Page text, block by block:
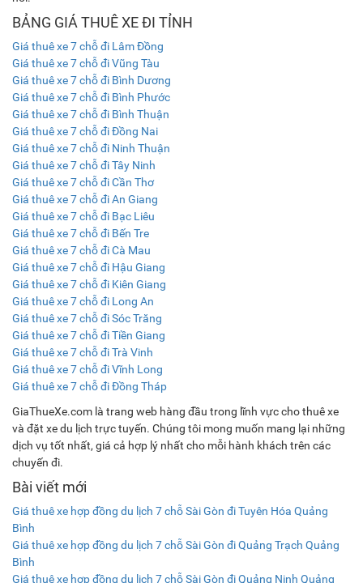
BẢNG GIÁ THUÊ XE ĐI TỈNH
Giá thuê xe 7 chỗ đi Lâm Đồng
Giá thuê xe 7 chỗ đi Vũng Tàu
Giá thuê xe 7 chỗ đi Bình Dương
Giá thuê xe 7 chỗ đi Bình Phước
Giá thuê xe 7 chỗ đi Bình Thuận
Giá thuê xe 7 chỗ đi Đồng Nai
Giá thuê xe 7 chỗ đi Ninh Thuận
Giá thuê xe 7 chỗ đi Tây Ninh
Giá thuê xe 7 chỗ đi Cần Thơ
Giá thuê xe 7 chỗ đi An Giang
Giá thuê xe 7 chỗ đi Bạc Liêu
Giá thuê xe 7 chỗ đi Bến Tre
Giá thuê xe 7 chỗ đi Cà Mau
Giá thuê xe 7 chỗ đi Hậu Giang
Giá thuê xe 7 chỗ đi Kiên Giang
Giá thuê xe 7 chỗ đi Long An
Giá thuê xe 7 chỗ đi Sóc Trăng
Giá thuê xe 7 chỗ đi Tiền Giang
Giá thuê xe 7 chỗ đi Trà Vinh
Giá thuê xe 7 chỗ đi Vĩnh Long
Giá thuê xe 7 chỗ đi Đồng Tháp
GiaThueXe.com là trang web hàng đầu trong lĩnh vực cho thuê xe
và đặt xe du lịch trực tuyến. Chúng tôi mong muốn mang lại những
dịch vụ tốt nhất, giá cả hợp lý nhất cho mỗi hành khách trên các
chuyến đi.
Bài viết mới
Giá thuê xe hợp đồng du lịch 7 chỗ Sài Gòn đi Tuyên Hóa Quảng
Bình
Giá thuê xe hợp đồng du lịch 7 chỗ Sài Gòn đi Quảng Trạch Quảng
Bình
Giá thuê xe hợp đồng du lịch 7 chỗ Sài Gòn đi Quảng Ninh Quảng